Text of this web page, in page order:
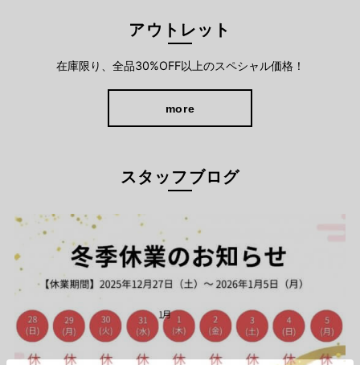
アウトレット
在庫限り、全品30%OFF以上のスペシャル価格！
more
スタッフブログ